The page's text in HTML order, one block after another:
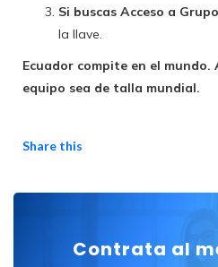
Si buscas Acceso a
la llave.
Ecuador compite en el
equipo sea de talla mundial.
Share this
Contrata al